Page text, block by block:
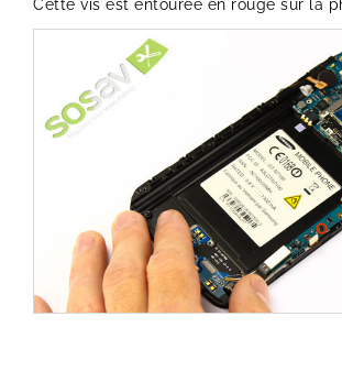
Cette vis est entourée en rouge sur la